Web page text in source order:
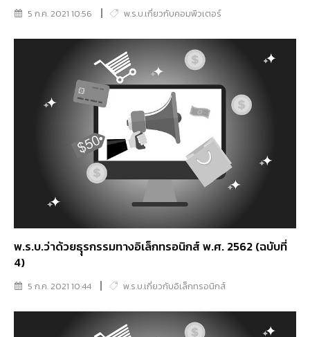
5 ก.ค. 2021 10:56 พ.ร.บ.เกี่ยวกับคอมพิวเตอร์
พ.ร.บ.ว่าด้วยธุุรกรรมทางอิเล็กทรอนิกส์ พ.ศ. 2562 (ฉบับที่
4)
5 ก.ค. 2021 10:44 พ.ร.บ.เกี่ยวกับอิเล็กทรอนิกส์